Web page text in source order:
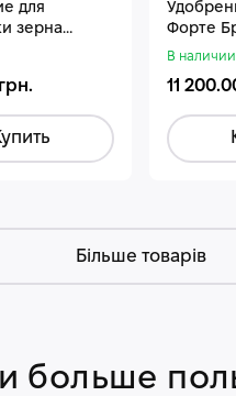
для
зерна
Гумифос
Форте
В наличии
11
Більше товарів
больше